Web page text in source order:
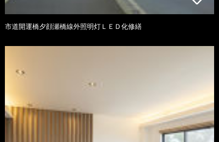
市道開運橋夕顔瀬橋線外照明灯ＬＥＤ化修繕